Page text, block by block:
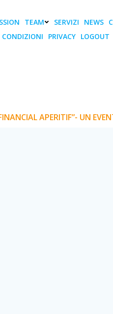
TEAM SERVIZI NEWS
PRIVACY LOGOUT
APERITIF”- UN